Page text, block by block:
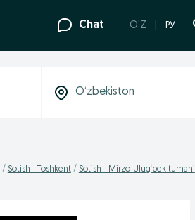
Chat O'Z РУ
Sotish - Toshkent Sotish - Mirzo-Ulug‘bek tumani